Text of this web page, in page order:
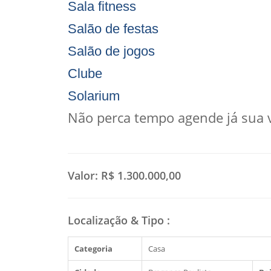
Sala fitness
Salão de festas
Salão de jogos
Clube
Solarium
Não perca tempo agende já sua
Valor: R$ 1.300.000,00
Localização & Tipo :
Categoria Casa